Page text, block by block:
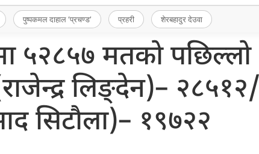
पुष्पकमल दाहाल ‘प्रचण्ड’ प्रहरी शेरबहादुर देउवा
५२८५७ मतकाे पछिल्लो
लिङ्देन)– २८५१२/
सिटौला)– १९७२२